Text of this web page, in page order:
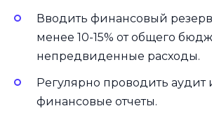
Вводить финансовый
менее 10-15% от общего
непредвиденные расходы.
Регулярно проводить аудит
финансовые отчеты.